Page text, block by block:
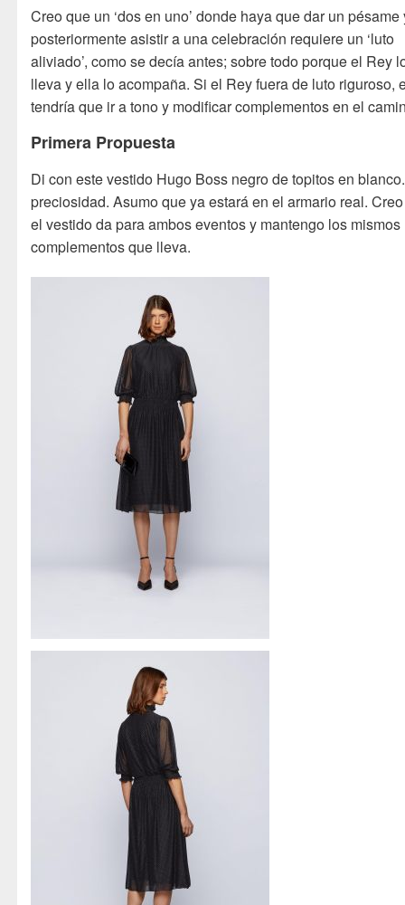
Creo que un ‘dos en uno’ donde haya que dar un pésame
posteriormente asistir a una celebración requiere un ‘luto
aliviado’, como se decía antes; sobre todo porque el Rey
lleva y ella lo acompaña. Si el Rey fuera de luto riguroso,
tendría que ir a tono y modificar complementos en el
Primera Propuesta
Di con este vestido Hugo Boss negro de topitos en
preciosidad. Asumo que ya estará en el armario real.
el vestido da para ambos eventos y mantengo los mismos
complementos que lleva.